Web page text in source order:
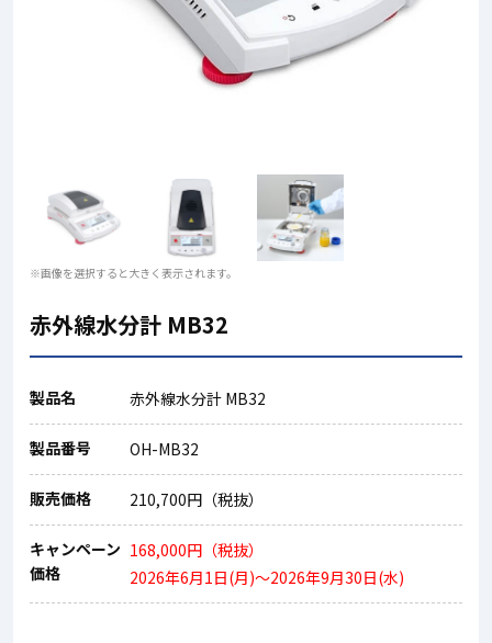
※画像を選択すると大きく表示されます。
赤外線水分計 MB32
製品名 赤外線水分計 MB32
製品番号 OH-MB32
販売価格 210,700円（税抜）
キャンペーン
価格
168,000円（税抜）
2026年6月1日(月)～2026年9月30日(水)